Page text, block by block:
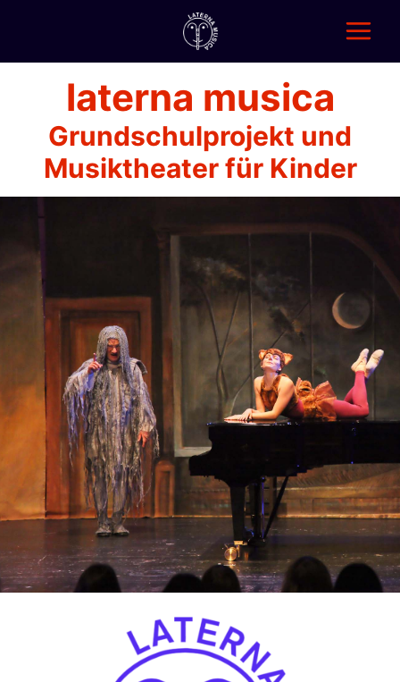
Main
laterna musica
Grundschulprojekt und
Musiktheater für Kinder